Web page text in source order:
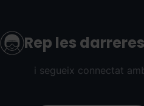
Rep les
i segueix connectat